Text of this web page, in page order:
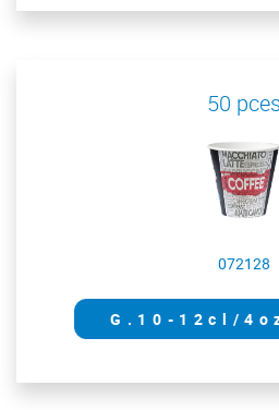
50 pces
072128
G.10-12cl/4oz